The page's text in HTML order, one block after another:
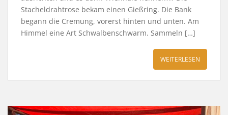
Stacheldrahtrose bekam einen Gießring. Die Bank
begann die Cremung, vorerst hinten und unten. Am
Himmel eine Art Schwalbenschwarm. Sammeln […]
WEITERLESEN